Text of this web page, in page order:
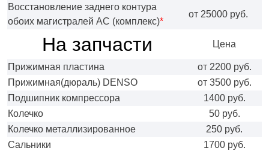
Восстановление заднего контура
обоих магистралей АС (комплекс)*
от 25000 руб.
На запчасти Цена
Прижимная пластина
от 2200 руб.
Прижимная(дюраль) DENSO
от 3500 руб.
Подшипник компрессора
1400 руб.
Колечко
50 руб.
Колечко металлизированное
250 руб.
Сальники
1700 руб.